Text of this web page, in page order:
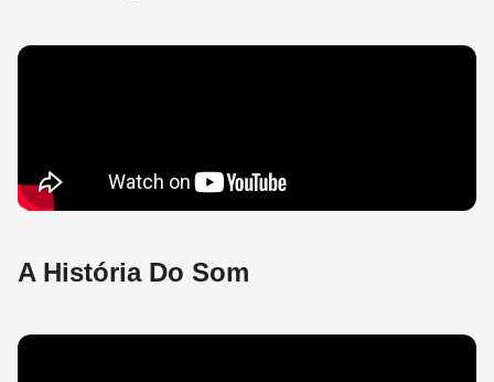
A História Do Som